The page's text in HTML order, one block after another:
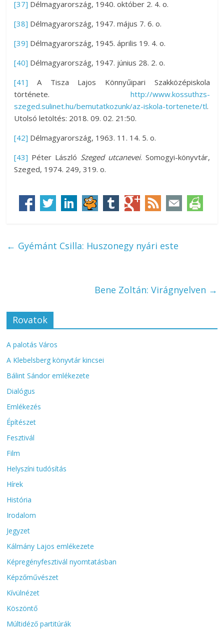
[37] Délmagyarország, 1940. október 2. 4. o.
[38] Délmagyarország, 1947. május 7. 6. o.
[39] Délmagyarország, 1945. április 19. 4. o.
[40] Délmagyarország, 1947. június 28. 2. o.
[41] A Tisza Lajos Könnyűipari Szakközépiskola
története. http://www.kossuthzs-
szeged.sulinet.hu/bemutatkozunk/az-iskola-tortenete/tl.
Utolsó letöltés: 2018. 09. 02. 21:50.
[42] Délmagyarország, 1963. 11. 14. 5. o.
[43] Péter László Szeged utcanevei. Somogyi-könyvtár,
Szeged, 1974. 249, 319. o.
← Gyémánt Csilla: Huszonegy nyári este
Bene Zoltán: Virágnyelven →
Rovatok
A palotás Város
A Klebelsberg könyvtár kincsei
Bálint Sándor emlékezete
Dialógus
Emlékezés
Építészet
Fesztivál
Film
Helyszíni tudósítás
Hírek
História
Irodalom
Jegyzet
Kálmány Lajos emlékezete
Képregényfesztivál nyomtatásban
Képzőművészet
Kívülnézet
Köszöntő
Múltidéző partitúrák